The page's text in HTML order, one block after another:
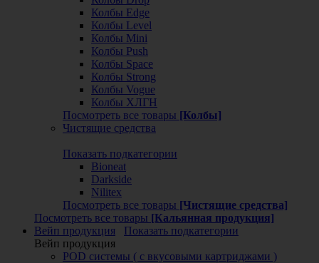
Колбы Edge
Колбы Level
Колбы Mini
Колбы Push
Колбы Space
Колбы Strong
Колбы Vogue
Колбы ХЛГН
Посмотреть все товары [Колбы]
Чистящие средства
Показать подкатегории
Bioneat
Darkside
Nilitex
Посмотреть все товары [Чистящие средства]
Посмотреть все товары [Кальянная продукция]
Вейп продукция
Показать подкатегории
Вейп продукция
POD системы ( с вкусовыми картриджами )